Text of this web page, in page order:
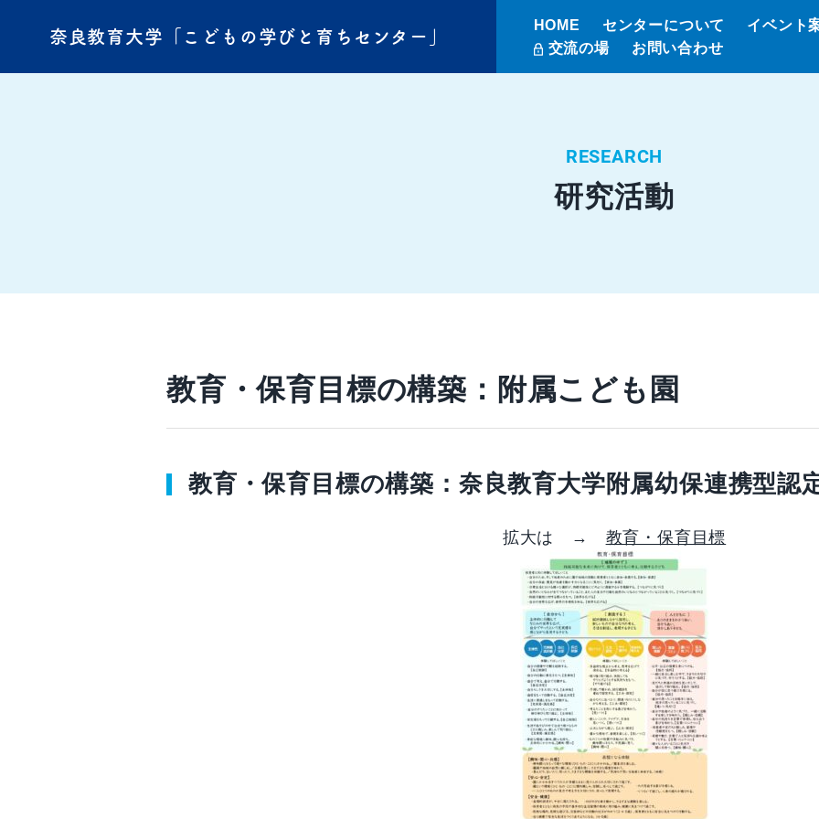
奈良教育大学「こどもの学びと育ちセンター」
HOME センターについて イベント
交流の場
お問い合わせ
RESEARCH
研究活動
教育・保育目標の構築：附属こども園
教育・保育目標の構築：奈良教育大学附属幼保連携型認
拡大は → 教育・保育目標